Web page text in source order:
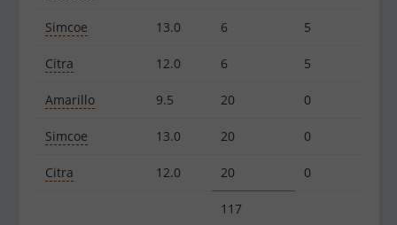
Simcoe 13.0 6 5
Citra 12.0 6 5
Amarillo 9.5 20 0
Simcoe 13.0 20 0
Citra 12.0 20 0
117